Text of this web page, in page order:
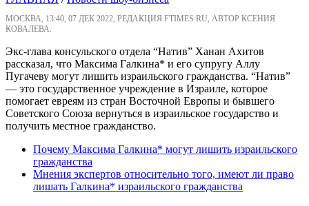
МОСКВА, 13:40, 07 ДЕК 2022, РЕДАКЦИЯ FTIMES.RU, АВТОР КСЕНИЯ
КОВАЛЕВА.
Экс-глава консульского отдела “Натив” Ханан Ахитов
рассказал, что Максима Галкина* и его супругу Аллу
Пугачеву могут лишить израильского гражданства. “Натив”
— это государственное учреждение в Израиле, которое
помогает евреям из стран Восточной Европы и бывшего
Советского Союза вернуться в израильское государство и
получить местное гражданство.
Почему Максима Галкина* могут лишить израильского
гражданства
Мнения экспертов относительно того, имеют ли право
лишать Галкина* израильского гражданства